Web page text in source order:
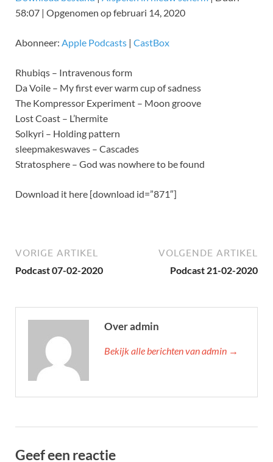
Apple Podcasts CastBox
DELEN
LINK
58:07 | Opgenomen op februari 14, 2020
Abonneer: Apple Podcasts | CastBox
Rhubiqs – Intravenous form
Da Voile – My first ever warm cup of sadness
The Kompressor Experiment – Moon groove
Lost Coast – L’hermite
Solkyri – Holding pattern
sleepmakeswaves – Cascades
Stratosphere – God was nowhere to be found
Download it here [download id=”871″]
VORIGE ARTIKEL
Podcast 07-02-2020
VOLGENDE ARTIKEL
Podcast 21-02-2020
Over admin
Bekijk alle berichten van admin →
Geef een reactie